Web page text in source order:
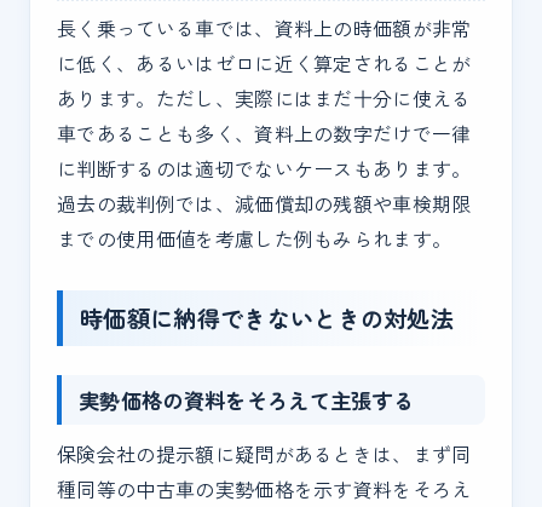
長く乗っている車では、資料上の時価額が非常
に低く、あるいはゼロに近く算定されることが
あります。ただし、実際にはまだ十分に使える
車であることも多く、資料上の数字だけで一律
に判断するのは適切でないケースもあります。
過去の裁判例では、減価償却の残額や車検期限
までの使用価値を考慮した例もみられます。
時価額に納得できないときの対処法
実勢価格の資料をそろえて主張する
保険会社の提示額に疑問があるときは、まず同
種同等の中古車の実勢価格を示す資料をそろえ